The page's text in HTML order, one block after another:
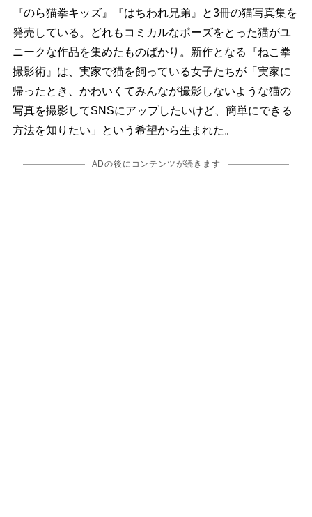
『のら猫拳キッズ』『はちわれ兄弟』と3冊の猫写真集を
発売している。どれもコミカルなポーズをとった猫がユ
ニークな作品を集めたものばかり。新作となる『ねこ拳
撮影術』は、実家で猫を飼っている女子たちが「実家に
帰ったとき、かわいくてみんなが撮影しないような猫の
写真を撮影してSNSにアップしたいけど、簡単にできる
方法を知りたい」という希望から生まれた。
ADの後にコンテンツが続きます